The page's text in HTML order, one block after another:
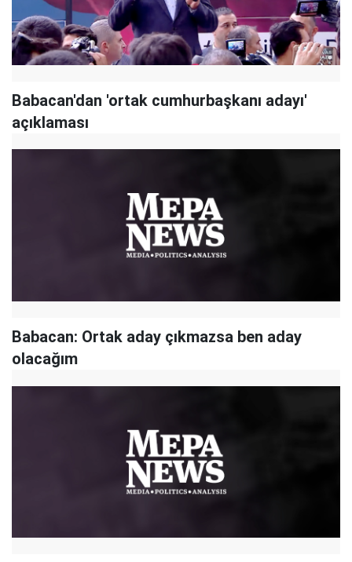
Babacan'dan 'ortak cumhurbaşkanı adayı'
açıklaması
Babacan: Ortak aday çıkmazsa ben aday
olacağım